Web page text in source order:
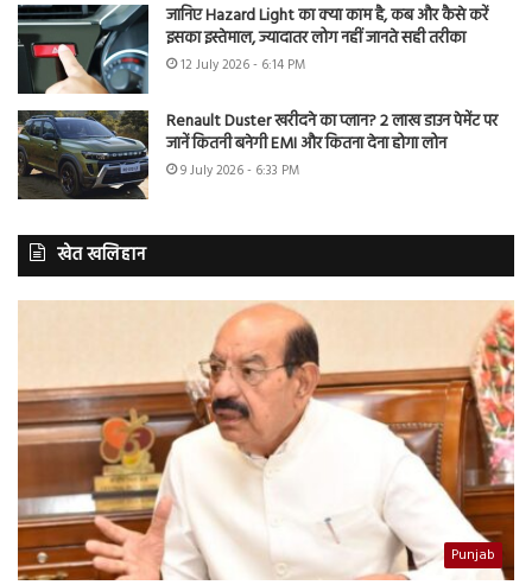
जानिए Hazard Light का क्या काम है, कब और कैसे करें
इसका इस्तेमाल, ज्यादातर लोग नहीं जानते सही तरीका
12 July 2026 - 6:14 PM
Renault Duster खरीदने का प्लान? 2 लाख डाउन पेमेंट पर
जानें कितनी बनेगी EMI और कितना देना होगा लोन
9 July 2026 - 6:33 PM
खेत खलिहान
Punjab